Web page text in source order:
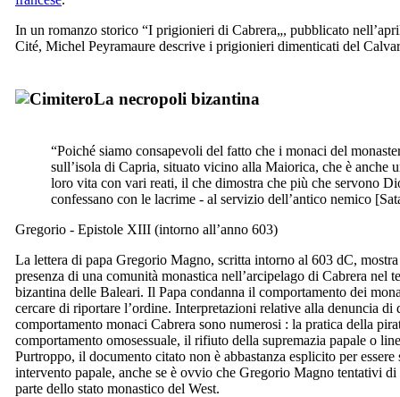
In un romanzo storico “I prigionieri di Cabrera„, pubblicato
Cité, Michel Peyramaure descrive i prigionieri dimenticati del
La necropoli bizantina
“Poiché siamo consapevoli del fatto che i monaci del
sull’isola di Capria, situato vicino alla Maiorica, che è anche
loro vita con vari reati, il che dimostra che più che servono
confessano con le lacrime - al servizio dell’antico nemico
Gregorio - Epistole XIII (intorno all’anno 603)
La lettera di papa Gregorio Magno, scritta intorno al 603 dC,
presenza di una comunità monastica nell’arcipelago di Cabrera nel
bizantina delle Baleari. Il Papa condanna il comportamento dei
cercare di riportare l’ordine. Interpretazioni relative alla denuncia di
comportamento monaci Cabrera sono numerosi : la pratica della
comportamento omosessuale, il rifiuto della supremazia papale o
Purtroppo, il documento citato non è abbastanza esplicito per
intervento papale, anche se è ovvio che Gregorio Magno tentativi
parte dello stato monastico del West.